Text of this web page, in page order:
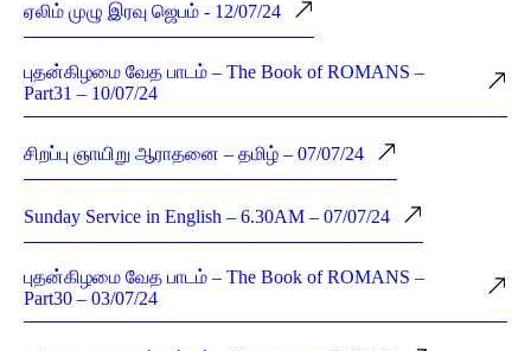
ஏலிம் முழு இரவு ஜெபம் - 12/07/24
புதன்கிழமை வேத பாடம் – The Book of ROMANS –
Part31 – 10/07/24
சிறப்பு ஞாயிறு ஆராதனை – தமிழ் – 07/07/24
Sunday Service in English – 6.30AM – 07/07/24
புதன்கிழமை வேத பாடம் – The Book of ROMANS –
Part30 – 03/07/24